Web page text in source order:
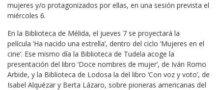
mujeres y/o protagonizados por ellas, en una sesión prevista el
miércoles 6.
En la Biblioteca de Mélida, el jueves 7 se proyectará la
película ‘Ha nacido una estrella’, dentro del ciclo ‘Mujeres en el
cine’. Ese mismo día la Biblioteca de Tudela acoge la
presentación del libro ‘Doce nombres de mujer’, de Iván Romo
Arbide, y la Biblioteca de Lodosa la del libro ‘Con voz y voto’, de
Isabel Alquézar y Berta Lázaro, sobre pioneras americanas del